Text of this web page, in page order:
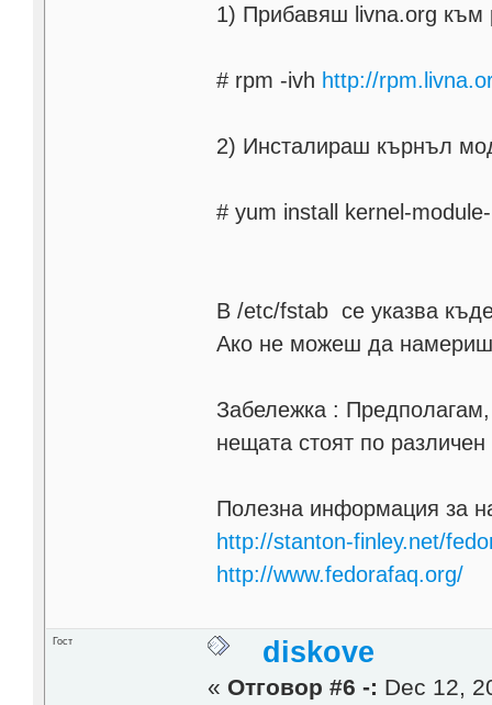
1) Прибавяш livna.org към
# rpm -ivh http://
2) Инсталираш кърнъл
# yum install kernel-
В /etc/fstab се указва
Ако не можеш да намериш
Забележка :
нещата стоят по различен
Полезна информация за
http://stanton-finley.net/
http://www.fedorafaq.org/
Гост diskove
« Отговор #6 -: Dec 12,